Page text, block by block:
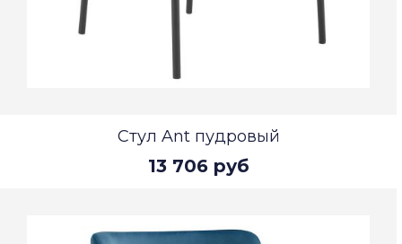
Стул Ant пудровый
13 706 руб